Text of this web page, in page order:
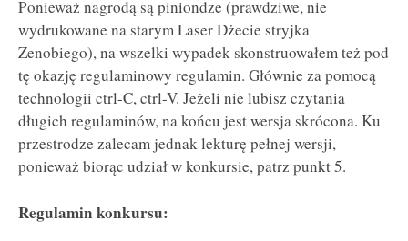
Ponieważ nagrodą są piniondze (prawdziwe, nie
wydrukowane na starym Laser Dżecie stryjka
Zenobiego), na wszelki wypadek skonstruowałem też pod
tę okazję regulaminowy regulamin. Głównie za pomocą
technologii ctrl-C, ctrl-V. Jeżeli nie lubisz czytania
długich regulaminów, na końcu jest wersja skrócona. Ku
przestrodze zalecam jednak lekturę pełnej wersji,
ponieważ biorąc udział w konkursie, patrz punkt 5.
Regulamin konkursu: